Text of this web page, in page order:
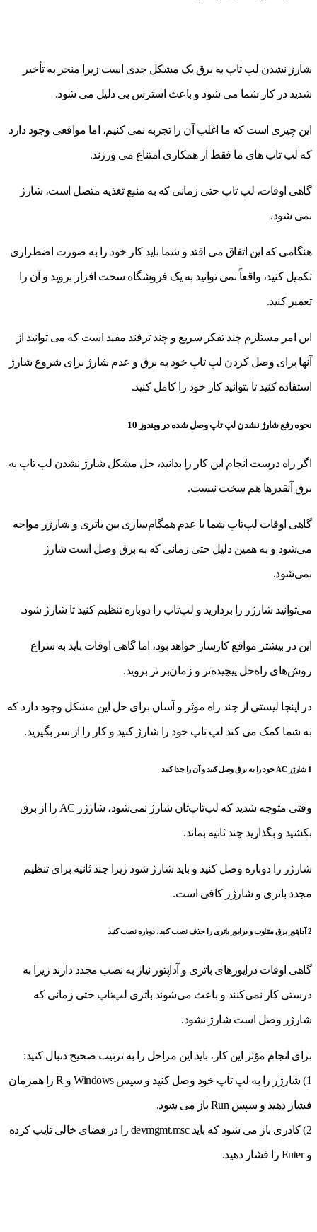
شارژ نشدن لپ تاپ به برق یک مشکل جدی است زیرا منجر به تأخیر
شدید در کار شما می شود و باعث استرس بی دلیل می شود.
این چیزی است که ما اغلب آن را تجربه نمی کنیم، اما مواقعی وجود دارد
که لپ تاپ های ما فقط از همکاری امتناع می ورزند.
گاهی اوقات، لپ تاپ حتی زمانی که به منبع تغذیه متصل است، شارژ
نمی شود.
هنگامی که این اتفاق می افتد و شما باید کار خود را به صورت اضطراری
تکمیل کنید، واقعاً نمی توانید به یک فروشگاه سخت افزار بروید و آن را
تعمیر کنید.
این امر مستلزم چند تفکر سریع و چند ترفند مفید است که می توانید از
آنها برای وصل کردن لپ تاپ خود به برق و عدم شارژ برای شروع شارژ
استفاده کنید تا بتوانید کار خود را کامل کنید.
نحوه رفع شارژ نشدن لپ تاپ وصل شده در ویندوز 10
اگر راه درست انجام این کار را بدانید، حل مشکل شارژ نشدن لپ تاپ به
برق آنقدرها هم سخت نیست.
گاهی اوقات لپ‌تاپ شما با عدم همگام‌سازی بین باتری و شارژر مواجه
می‌شود و به همین دلیل حتی زمانی که به برق وصل است شارژ
نمی‌شود.
می‌توانید شارژر را بردارید و لپ‌تاپ را دوباره تنظیم کنید تا شارژ شود.
این در بیشتر مواقع کارساز خواهد بود، اما گاهی اوقات باید به سراغ
روش‌های راه‌حل پیچیده‌تر و زمان‌بر تر بروید.
در اینجا لیستی از چند راه موثر و آسان برای حل این مشکل وجود دارد که
به شما کمک می کند لپ تاپ خود را شارژ کنید و کار را از سر بگیرید.
1 شارژر AC خود را به برق وصل کنید و آن را جدا کنید
وقتی متوجه شدید که لپ‌تاپ‌تان شارژ نمی‌شود، شارژر AC را از برق
بکشید و بگذارید چند ثانیه بماند.
شارژر را دوباره وصل کنید و باید شارژ شود زیرا چند ثانیه برای تنظیم
مجدد باتری و شارژر کافی است.
2 آداپتور برق متناوب و درایور باتری را حذف نصب کنید، دوباره نصب کنید
گاهی اوقات درایورهای باتری و آداپتور نیاز به نصب مجدد دارند زیرا به
درستی کار نمی‌کنند و باعث می‌شوند باتری لپ‌تاپ حتی زمانی که
شارژر وصل است شارژ نشود.
برای انجام مؤثر این کار، باید این مراحل را به ترتیب صحیح دنبال کنید:
1) شارژر را به لپ تاپ خود وصل کنید و سپس Windows و R را همزمان
فشار دهید و سپس Run باز می شود.
2) کادری باز می شود که باید devmgmt.msc را در فضای خالی تایپ کرده
و Enter را فشار دهید.